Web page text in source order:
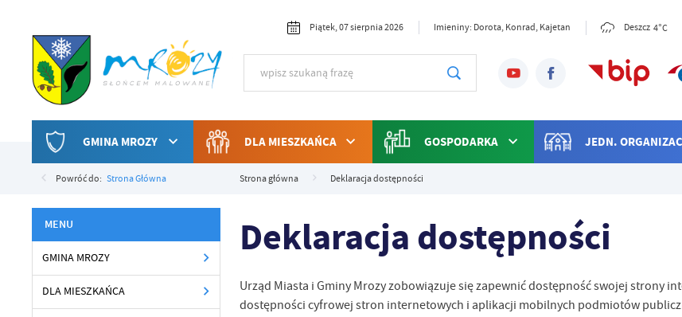
Piątek, 07 sierpnia 2026 Imieniny: Dorota, Konrad, Kajetan Deszcz 4°C
GMINA MROZY DLA MIESZKAŃCA GOSPODARKA JEDN.
Powróć do: Strona Główna Strona główna Deklaracja dostępności
GMINA MROZY
DLA MIESZKAŃCA
Deklaracja dostępności
Urząd Miasta i Gminy Mrozyzobowiązuje się zapewnić dostępność swojejstrony
dostępności cyfrowej stron internetowych i aplikacji mobilnych podmiotów